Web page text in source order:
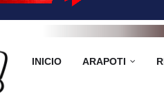
INICIO ARAPOTI